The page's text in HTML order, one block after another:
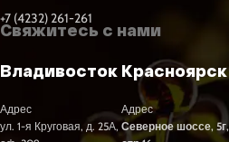
+7 (4232) 261-261
Свяжитесь с нами
Владивосток
Адрес
ул. 1-я Круговая, д. 25А,
Красноярск
Адрес
Северное шоссе, 5г,